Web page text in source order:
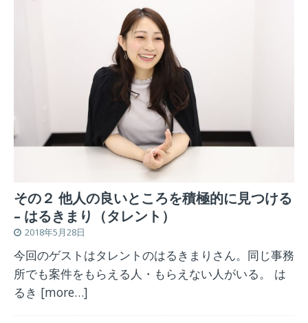
その２ 他人の良いところを積極的に見つける
– はるきまり（タレント）
2018年5月28日
今回のゲストはタレントのはるきまりさん。同じ事務
所でも案件をもらえる人・もらえない人がいる。 は
るき [more…]